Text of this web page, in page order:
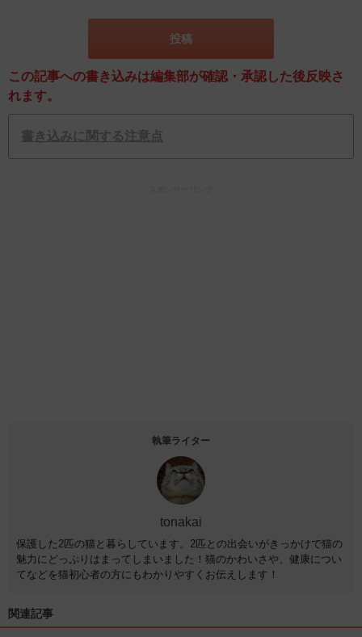
この記事への書き込みは編集部が確認・承認した後反映さ
れます。
書き込みに関する注意点
執筆ライター
tonakai
保護した2匹の猫と暮らしています。2匹との出会いがきっかけで猫の
魅力にどっぷりはまってしまいました！猫のかわいさや、健康につい
てなどを猫初心者の方にもわかりやすくお伝えします！
関連記事